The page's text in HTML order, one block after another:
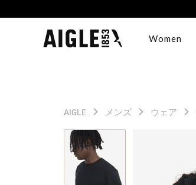
Women
AIGLE メンズ ウェア